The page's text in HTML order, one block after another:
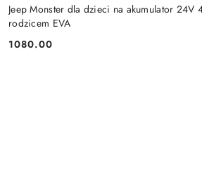
Jeep Monster dla dzieci na akumulator 24V
rodzicem EVA
Cena:
1080.00